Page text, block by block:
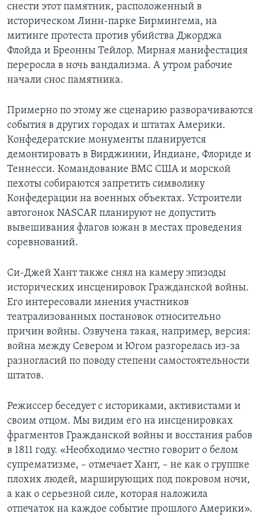
снести этот памятник, расположенный в
историческом Линн-парке Бирмингема, на
митинге протеста против убийства Джорджа
Флойда и Бреонны Тейлор. Мирная манифестация
переросла в ночь вандализма. А утром рабочие
начали снос памятника.
Примерно по этому же сценарию разворачиваются
события в других городах и штатах Америки.
Конфедератские монументы планируется
демонтировать в Вирджинии, Индиане, Флориде и
Теннесси. Командование ВМС США и морской
пехоты собираются запретить символику
Конфедерации на военных объектах. Устроители
автогонок NASCAR планируют не допустить
вывешивания флагов южан в местах проведения
соревнований.
Си-Джей Хант также снял на камеру эпизоды
исторических инсценировок Гражданской войны.
Его интересовали мнения участников
театрализованных постановок относительно
причин войны. Озвучена такая, например, версия:
война между Севером и Югом разгорелась из-за
разногласий по поводу степени самостоятельности
штатов.
Режиссер беседует с историками, активистами и
своим отцом. Мы видим его на инсценировках
фрагментов Гражданской войны и восстания рабов
в 1811 году. «Необходимо честно говорит о белом
супрематизме, – отмечает Хант, – не как о группке
плохих людей, марширующих под покровом ночи,
а как о серьезной силе, которая наложила
отпечаток на каждое событие прошлого Америки».